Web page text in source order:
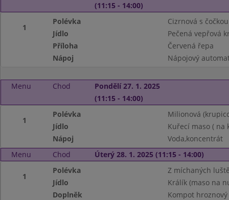
(11:15 - 14:00)
1
Polévka
Cizrnová s čočkou
Jídlo
Pečená vepřová
Příloha
Červená řepa
Nápoj
Nápojový
Menu Chod
Pondělí 27. 1. 2025
(11:15 - 14:00)
1
Polévka
Milionová
Jídlo
Kuřecí maso ( na
Nápoj
Voda,koncentrát
Menu
Chod Úterý 28. 1. 2025 (11:15 - 14:00)
1
Polévka
Z míchaných
Jídlo
Králík (maso na
Doplněk
Kompot hroznový